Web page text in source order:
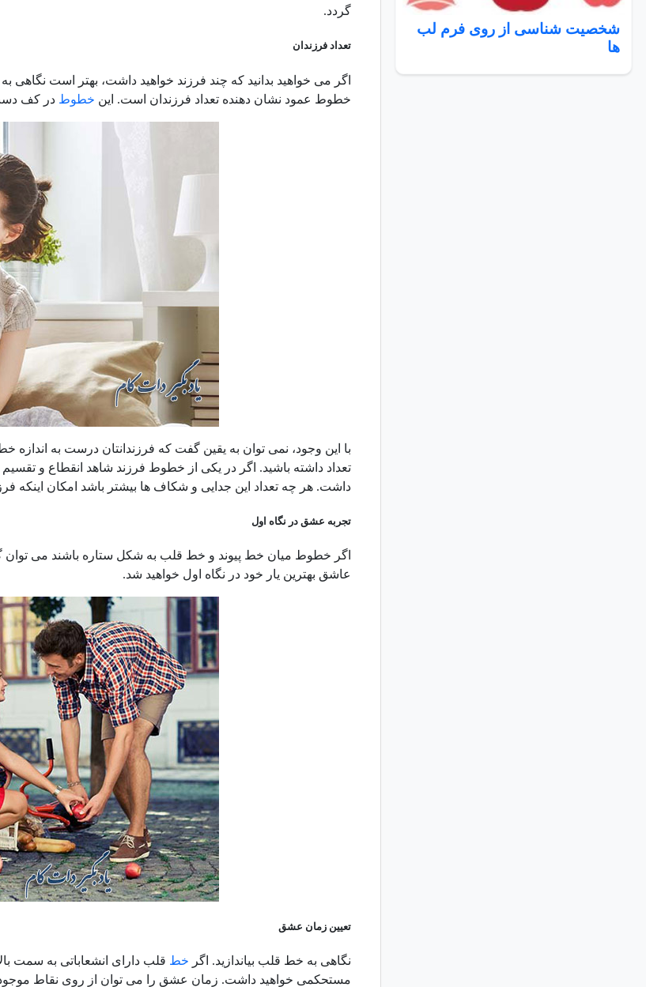
شخصیت شناسی از روی فرم لب
ها
گردد.
تعداد فرزندان
اگر می خواهید بدانید که چند فرزند خواهید داشت، بهتر است نگاهی
خطوط عمود نشان دهنده تعداد فرزندان است. این خطوط در کف
با این وجود، نمی توان به یقین گفت که فرزندانتان درست به
تعداد داشته باشید. اگر در یکی از خطوط فرزند شاهد انقطاع و
داشت. هر چه تعداد این جدایی و شکاف ها بیشتر باشد امکان اینکه
تجربه عشق در نگاه اول
اگر خطوط میان خط پیوند و خط قلب به شکل ستاره باشند می توان
عاشق بهترین یار خود در نگاه اول خواهید شد.
تعیین زمان عشق
نگاهی به خط قلب بیاندازید. اگر خط قلب دارای انشعاباتی به سمت
مستحکمی خواهید داشت. زمان عشق را می توان از روی نقاط